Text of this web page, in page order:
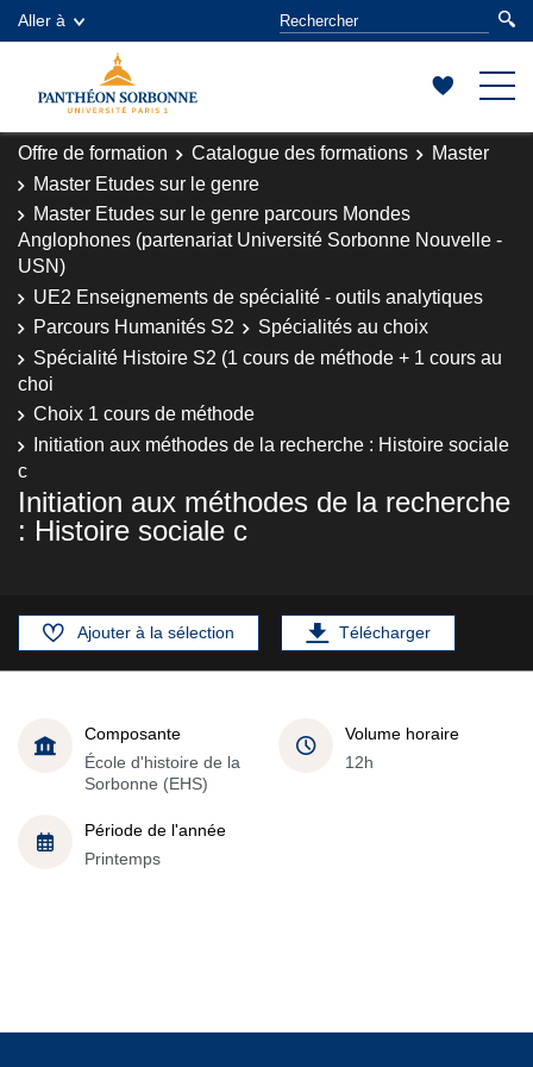
Aller à
Offre de formation Catalogue des formations
Master
Master Etudes sur le genre
Master Etudes sur le genre parcours Mondes
Anglophones (partenariat Université Sorbonne Nouvelle -
USN)
UE2 Enseignements de spécialité - outils analytiques
Parcours Humanités S2
Spécialités au choix
Spécialité Histoire S2 (1 cours de méthode + 1 cours au
choi
Choix 1 cours de méthode
Initiation aux méthodes de la recherche : Histoire sociale
c
Initiation aux méthodes de la recherche
: Histoire sociale c
Ajouter à la sélection Télécharger
Composante
École d'histoire de la
Sorbonne (EHS)
Volume horaire
12h
Période de l'année
Printemps